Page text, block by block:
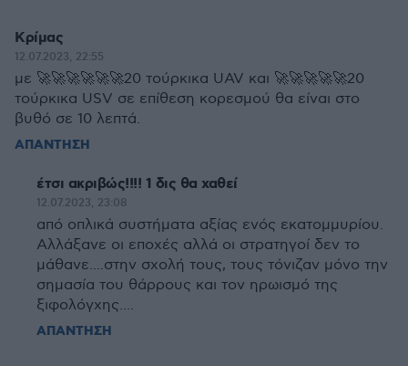
Κρίμας
12.07.2023, 22:55
με 🚀🚀🚀🚀🚀🚀20 τούρκικα UAV και 🚀🚀🚀🚀🚀20
τούρκικα USV σε επίθεση κορεσμού θα είναι στο
βυθό σε 10 λεπτά.
ΑΠΑΝΤΗΣΗ
έτσι ακριβώς!!!! 1 δις θα χαθεί
12.07.2023, 23:08
από οπλικά συστήματα αξίας ενός εκατομμυρίου.
Αλλάξανε οι εποχές αλλά οι στρατηγοί δεν το
μάθανε....στην σχολή τους, τους τόνιζαν μόνο την
σημασία του θάρρους και τον ηρωισμό της
ξιφολόγχης....
ΑΠΑΝΤΗΣΗ